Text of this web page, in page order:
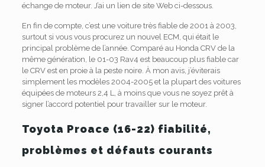
échange de moteur. J’ai un lien de site Web ci-dessous.
En fin de compte, c’est une voiture très fiable de 2001 à 2003,
surtout si vous vous procurez un nouvel ECM, qui était le
principal problème de l’année. Comparé au Honda CRV de la
même génération, le 01-03 Rav4 est beaucoup plus fiable car
le CRV est en proie à la peste noire. À mon avis, j’éviterais
simplement les modèles 2004-2005 et la plupart des voitures
équipées de moteurs 2,4 L, à moins que vous ne soyez prêt à
signer l’accord potentiel pour travailler sur le moteur.
Toyota Proace (16-22) fiabilité,
problèmes et défauts courants